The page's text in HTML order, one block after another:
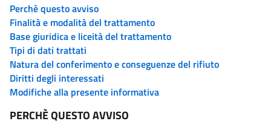
Perchè questo avviso
Finalità e modalità del trattamento
Base giuridica e liceità del trattamento
Tipi di dati trattati
Natura del conferimento e conseguenze del rifiuto
Diritti degli interessati
Modifiche alla presente informativa
PERCHÈ QUESTO AVVISO